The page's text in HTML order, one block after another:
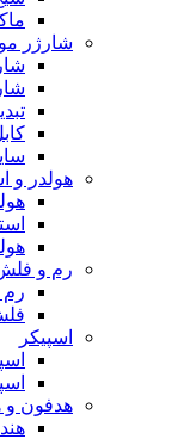
شارژر
هولدر و
رم و
رم
اسپیکر
هدفون و